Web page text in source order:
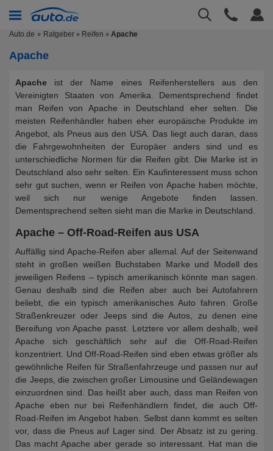
Auto.de Ratgeber » Reifen » Apache
Apache
Apache ist der Name eines Reifenherstellers aus den
Vereinigten Staaten von Amerika. Dementsprechend findet
man Reifen von Apache in Deutschland eher selten. Die
meisten Reifenhändler haben eher europäische Produkte im
Angebot, als Pneus aus den USA. Das liegt auch daran, dass
die Fahrgewohnheiten der Europäer anders sind und es
unterschiedliche Normen für die Reifen gibt. Die Marke ist in
Deutschland also sehr selten. Ein Kaufinteressent muss schon
sehr gut suchen, wenn er Reifen von Apache haben möchte,
weil sich nur wenige Angebote finden lassen.
Dementsprechend selten sieht man die Marke in Deutschland.
Apache – Off-Road-Reifen aus USA
Auffällig sind Apache-Reifen aber allemal. Auf der Seitenwand
steht in großen weißen Buchstaben Marke und Modell des
jeweiligen Reifens – typisch amerikanisch könnte man sagen.
Genau deshalb sind die Reifen aber auch bei Autofahrern
beliebt, die ein typisch amerikanisches Auto fahren. Große
Straßenkreuzer oder Jeeps sind die Autos, zu denen eine
Bereifung von Apache passt. Letztere vor allem deshalb, weil
Apache sich geschäftlich sehr auf die Off-Road-Reifen
konzentriert. Und Off-Road-Reifen sind eben etwas größer als
gewöhnliche Reifen für Straßenfahrzeuge und passen nur auf
die Jeeps, die zwischen großer Limousine und Geländewagen
einzuordnen sind. Das heißt aber auch, dass man Reifen von
Apache eben nur bei Reifenhändlern findet, die auch Off-
Road-Reifen im Angebot haben. Selbst dann kommt es selten
vor, dass die Pneus auf Lager sind. Der Absatz ist zu gering.
Das macht Apache aber gerade so interessant. Hat man die